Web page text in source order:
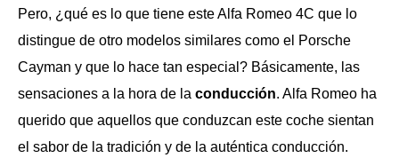
Pero, ¿qué es lo que tiene este Alfa Romeo 4C que lo
distingue de otro modelos similares como el Porsche
Cayman y que lo hace tan especial? Básicamente, las
sensaciones a la hora de la conducción. Alfa Romeo ha
querido que aquellos que conduzcan este coche sientan
el sabor de la tradición y de la auténtica conducción.